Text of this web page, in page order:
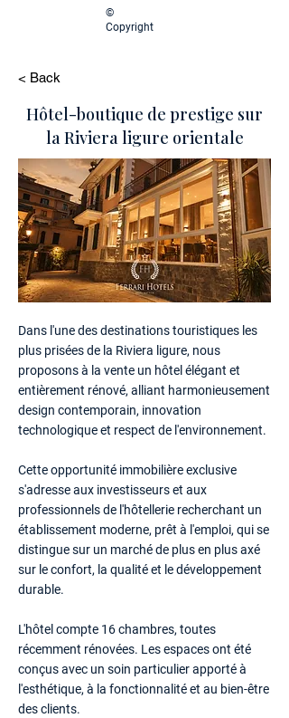
©
Copyright
< Back
Hôtel-boutique de prestige sur
la Riviera ligure orientale
Dans l'une des destinations touristiques les
plus prisées de la Riviera ligure, nous
proposons à la vente un hôtel élégant et
entièrement rénové, alliant harmonieusement
design contemporain, innovation
technologique et respect de l'environnement.
Cette opportunité immobilière exclusive
s'adresse aux investisseurs et aux
professionnels de l'hôtellerie recherchant un
établissement moderne, prêt à l'emploi, qui se
distingue sur un marché de plus en plus axé
sur le confort, la qualité et le développement
durable.
L'hôtel compte 16 chambres, toutes
récemment rénovées. Les espaces ont été
conçus avec un soin particulier apporté à
l'esthétique, à la fonctionnalité et au bien-être
des clients.